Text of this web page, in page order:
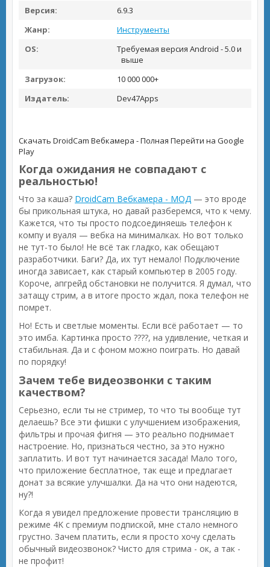
Версия:
6.9.3
Жанр:
Инструменты
OS:
Требуемая версия Android - 5.0 и
выше
Загрузок:
10 000 000+
Издатель:
Dev47Apps
Скачать DroidCam Вебкамера - Полная Перейти на Google
Play
Когда ожидания не совпадают с
реальностью!
Что за каша? DroidCam Вебкамера - МОД — это вроде
бы прикольная штука, но давай разберемся, что к чему.
Кажется, что ты просто подсоединяешь телефон к
компу и вуаля — вебка на минималках. Но вот только
не тут-то было! Не всё так гладко, как обещают
разработчики. Баги? Да, их тут немало! Подключение
иногда зависает, как старый компьютер в 2005 году.
Короче, апгрейд обстановки не получится. Я думал, что
затащу стрим, а в итоге просто ждал, пока телефон не
помрет.
Но! Есть и светлые моменты. Если всё работает — то
это имба. Картинка просто ????, на удивление, четкая и
стабильная. Да и с фоном можно поиграть. Но давай
по порядку!
Зачем тебе видеозвонки с таким
качеством?
Серьезно, если ты не стример, то что ты вообще тут
делаешь? Все эти фишки с улучшением изображения,
фильтры и прочая фигня — это реально поднимает
настроение. Но, признаться честно, за это нужно
заплатить. И вот тут начинается засада! Мало того,
что приложение бесплатное, так еще и предлагает
донат за всякие улучшалки. Да на что они надеются,
ну?!
Когда я увидел предложение провести трансляцию в
режиме 4K с премиум подпиской, мне стало немного
грустно. Зачем платить, если я просто хочу сделать
обычный видеозвонок? Чисто для стрима - ок, а так -
не профит!